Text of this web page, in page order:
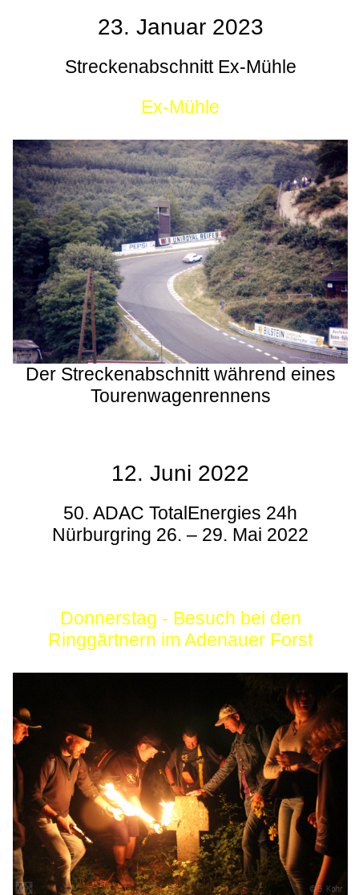
23. Januar 2023
Streckenabschnitt Ex-Mühle
Ex-Mühle
Der Streckenabschnitt während eines
Tourenwagenrennens
12. Juni 2022
50. ADAC TotalEnergies 24h
Nürburgring 26. – 29. Mai 2022
Donnerstag - Besuch bei den
Ringgärtnern im Adenauer Forst